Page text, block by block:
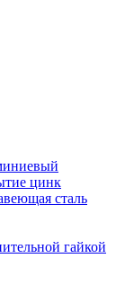
цинк
сталь
гайкой